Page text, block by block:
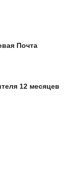
Почта
12 месяцев